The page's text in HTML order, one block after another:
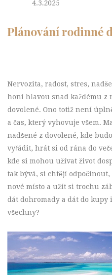
4.3.2025
Plánování rodinné
Nervozita, radost, stres,
honí hlavou snad každému z
dovolené. Ono totiž není
a čas, který vyhovuje všem.
nadšené z dovolené, kde
vyřádit, hrát si od rána do
kde si mohou užívat život
tak bývá, si chtějí
nové místo a užít si trochu
dát dohromady a dát do
všechny?